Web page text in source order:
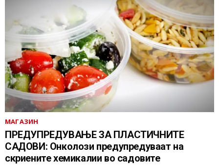
МАГАЗИН
ПРЕДУПРЕДУВАЊЕ ЗА ПЛАСТИЧНИТЕ
САДОВИ: Онколози предупредуваат на
скриените хемикалии во садовите